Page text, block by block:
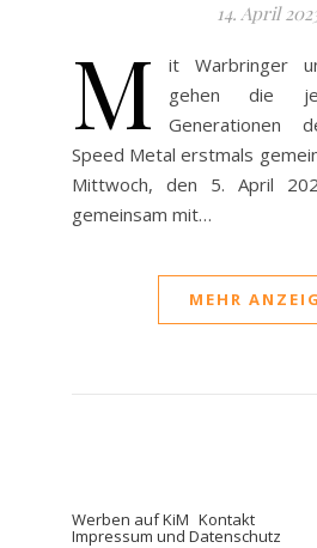
14. April
M
it Warbringer
gehen die
Generationen
Speed Metal erstmals
Mittwoch, den 5. April
gemeinsam mit…
MEHR
Werben auf KiM Kontakt
Impressum und Datenschutz